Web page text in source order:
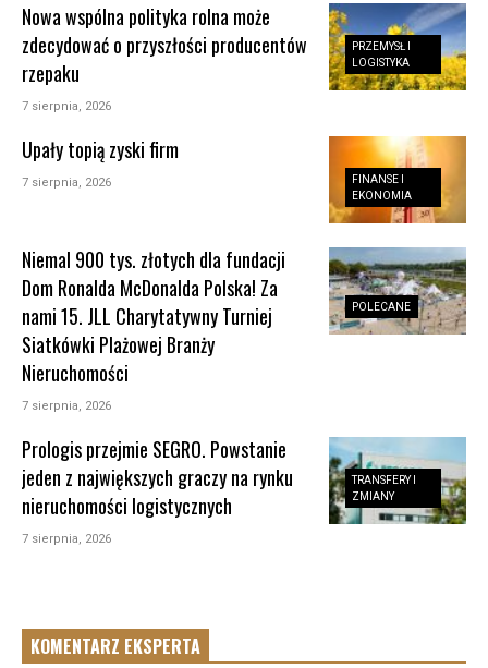
PRZEMYSŁ I
LOGISTYKA
Nowa wspólna polityka rolna może
zdecydować o przyszłości producentów
rzepaku
7 sierpnia, 2026
FINANSE I
EKONOMIA
Upały topią zyski firm
7 sierpnia, 2026
POLECANE
Niemal 900 tys. złotych dla fundacji
Dom Ronalda McDonalda Polska! Za
nami 15. JLL Charytatywny Turniej
Siatkówki Plażowej Branży
Nieruchomości
7 sierpnia, 2026
TRANSFERY I
ZMIANY
Prologis przejmie SEGRO. Powstanie
jeden z największych graczy na rynku
nieruchomości logistycznych
7 sierpnia, 2026
KOMENTARZ EKSPERTA